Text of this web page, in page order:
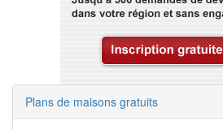
Plans de maisons gratuits